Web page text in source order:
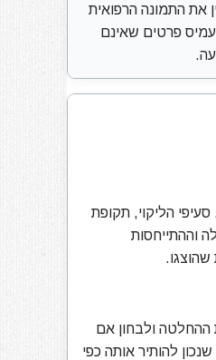
את התמונה הרפואית
פרטים שאינם
הליקוי, תקופת
וההתייחסות
ולבחון אם
להותיר אותה כפי